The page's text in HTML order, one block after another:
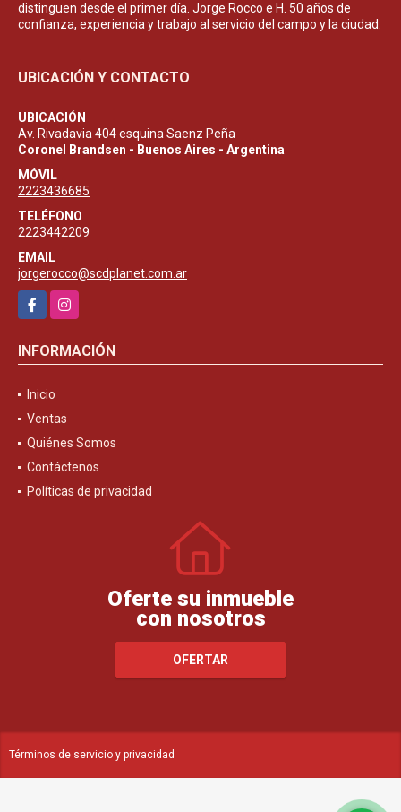
distinguen desde el primer día. Jorge Rocco e H. 50 años de
confianza, experiencia y trabajo al servicio del campo y la ciudad.
UBICACIÓN Y CONTACTO
UBICACIÓN
Av. Rivadavia 404 esquina Saenz Peña
Coronel Brandsen - Buenos Aires - Argentina
MÓVIL
2223436685
TELÉFONO
2223442209
EMAIL
jorgerocco@scdplanet.com.ar
FacebookInstagram
INFORMACIÓN
Inicio
Ventas
Quiénes Somos
Contáctenos
Políticas de privacidad
Oferte su inmueble
con nosotros
OFERTAR
Términos de servicio y privacidad